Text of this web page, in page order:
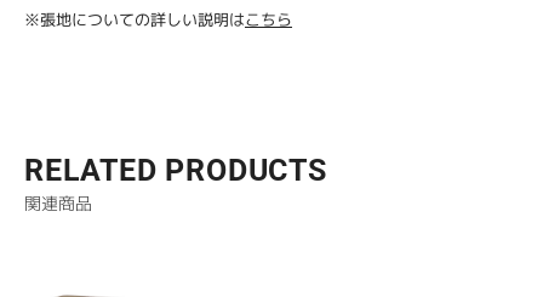
※張地についての詳しい説明はこちら
RELATED PRODUCTS
関連商品